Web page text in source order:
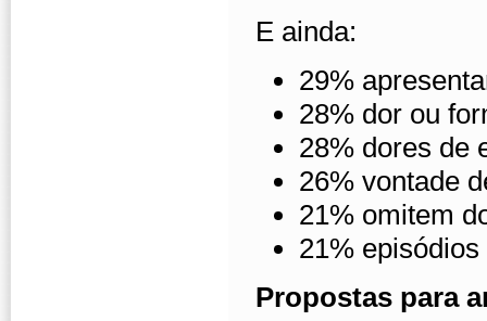
E ainda:
29%
28% dor ou
28% dores de
26% vontade
21% omitem
21%
Propostas para